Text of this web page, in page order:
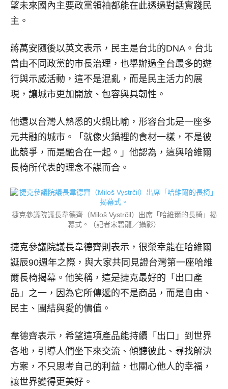
望未來國內主要政黨領袖都能在此透過對話實踐民
主。
蔣萬安隨後以英文表示，民主是台北的DNA。台北
曾由不同政黨的市長治理，也舉辦過全台最多的遊
行與示威活動，這不是混亂，而是民主活力的展
現，讓城市更加開放、包容與具韌性。
他還以台灣人熟悉的火鍋比喻，形容台北是一座多
元共融的城市。「就像火鍋裡的食材一樣，不是彼
此競爭，而是融合在一起。」他認為，這與哈維爾
長椅所代表的理念不謀而合。
捷克參議院議長韋德齊（Miloš Vystrčil）出席「哈維爾的長椅」揭
幕式。（記者宋碧龍／攝影）
捷克參議院議長韋德齊則表示，很榮幸能在哈維爾
誕辰90週年之際，與大家共同見證台灣第一座哈維
爾長椅揭幕。他笑稱，這是捷克最好的「出口產
品」之一，因為它所傳遞的不是商品，而是自由、
民主、團結與愛的價值。
韋德齊表示，希望這項產品能持續「出口」到世界
各地，引導人們坐下來交流、傾聽彼此、尋找解決
方案，不只思考自己的利益，也關心他人的幸福，
讓世界變得更美好。